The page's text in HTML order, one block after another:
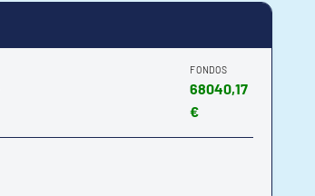
FONDOS
68040,17
€